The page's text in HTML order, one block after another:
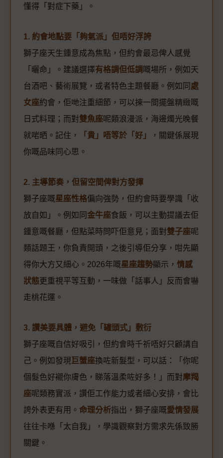
懂得「對症下藥」。
1. 約會地點要「夠氣派」但唔好浮誇
獅子座天生鍾意成為焦點，但約會最忌俾人感覺
「曬命」。建議選擇有格調但低調 嘅場所，例如天
台酒吧、藝術展覽，或者特色主題餐廳。例如同 處
女座約會，佢哋注重細節，可以揀一間擺盤精緻嘅
日式料理；而對雙魚座呢類浪漫派，海邊燭光晚餐
就啱晒。記住，
「貴」唔等於「好」
，關鍵係展現
你嘅品味同心思。
2. 主導節奏，但留空間俾對方發揮
獅子座嘅星座性格偏向強勢，但約會時要學識「收
放自如」。例如同 金牛座食飯，可以主動提議去佢
鍾意嘅餐廳，但點菜時問吓佢意見；面對雙子座呢
類話題王，你負責開頭，之後引導佢分享，咁先顯
得你大方又細心。2026年嘅星座趨勢顯示， 情感
狀態更重視平等互動，一味做「話事人」反而會嚇
走桃花運。
3. 讚美要具體，避免「罐頭式」敷衍
獅子座嘅自信好吸引，但約會時千祈唔好只顧講自
己。例如發現 巨蟹座換咗新髮型，可以話：「你呢
個髮色好襯你膚色，睇落溫柔咗好多！」而對摩羯
座呢類務實派，讚佢工作能力或者細心安排，會比
誇外表更有用。 命理分析指出，獅子座嘅愛情發展
往往卡喺「太自我」，學識觀察對方需求先係致勝
關鍵。